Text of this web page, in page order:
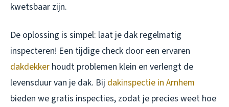
kwetsbaar zijn.
De oplossing is simpel: laat je dak regelmatig
inspecteren! Een tijdige check door een ervaren
dakdekker houdt problemen klein en verlengt de
levensduur van je dak. Bij dakinspectie in Arnhem
bieden we gratis inspecties, zodat je precies weet hoe